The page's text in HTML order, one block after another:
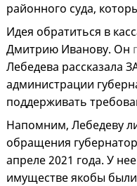
районного суда,
Идея обратиться в
Дмитрию Иванову. Он
Лебедева рассказала
администрации
поддерживать
Напомним, Лебедеву
обращения
апреле 2021 года. У
имуществе якобы